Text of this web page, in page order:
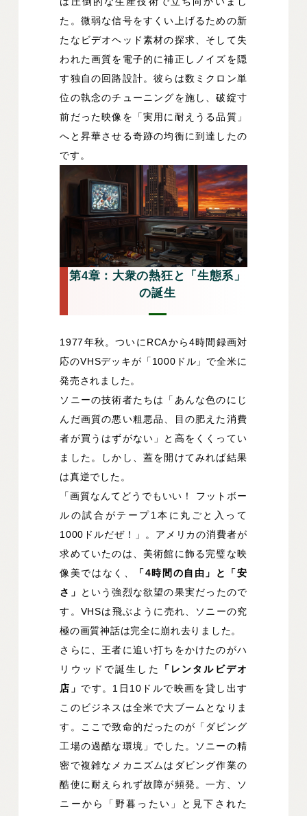
た。微弱な信号をすくい上げるための新
たなビデオヘッド素材の探求、そして失
われた画質を電子的に補正しノイズを隠
す独自の回路設計。彼らは数ミクロン単
位の執念のチューニングを施し、破綻寸
前だった映像を「実用に耐えうる品質」
へと昇華させる奇跡の均衡に到達したの
です。
第4章：大衆の熱狂と「生態系」
の誕生
1977年秋。ついにRCAから4時間録画対
応のVHSデッキが「1000ドル」で全米に
発売されました。
ソニーの技術者たちは「あんな色のにじ
んだ画質の悪い粗悪品、目の肥えた消費
者が買うはずがない」と高をくくってい
ました。しかし、蓋を開けてみれば結果
は真逆でした。
「画質なんてどうでもいい！ フットボー
ルの試合がテープ1本に丸ごと入って
1000ドルだぜ！」。アメリカの消費者が
求めていたのは、美術館に飾る完璧な映
像美ではなく、
「4時間の自由」と「安
さ」
という強烈な欲望の果実だったので
す。VHSは飛ぶように売れ、ソニーの究
極の画質神話は完全に崩れ去りました。
さらに、王者に追い打ちをかけたのがハ
リウッドで誕生した
「レンタルビデオ
店」 です。1日10ドルで映画を貸し出す
このビジネスは全米で大ブームとなりま
す。ここで致命的だったのが「ダビング
工場の過酷な環境」でした。ソニーの精
密で複雑なメカニズムはダビング作業の
酷使に耐えられず故障が頻発。一方、ソ
ニーから「野暮ったい」と見下された